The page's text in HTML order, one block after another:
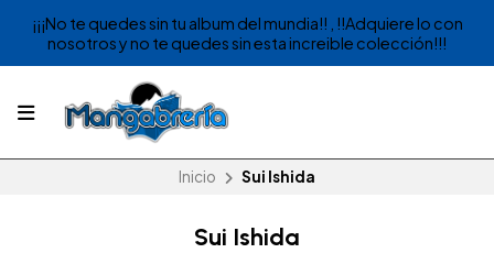
¡¡¡No te quedes sin tu album del mundia!! , !!Adquiere lo con
nosotros y no te quedes sin esta increible colección!!!
Inicio Sui Ishida
Sui Ishida